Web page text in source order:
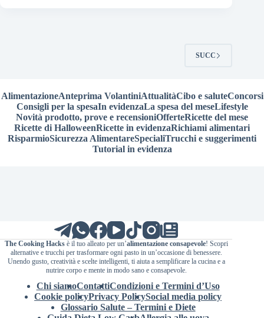
SUCC
AlimentazioneAnteprima VolantiniAttualitàCibo e saluteConcorsi
Consigli per la spesaIn evidenzaLa spesa del meseLifestyle
Novità prodotto, prove e recensioniOfferteRicette del mese
Ricette di HalloweenRicette in evidenzaRichiami alimentari
RisparmioSicurezza AlimentareSpecialiTrucchi e suggerimenti
Tutorial in evidenza
The Cooking Hacksè il tuo alleato per un’alimentazione consapevole! Scopri
alternative e trucchi per trasformare ogni pasto in un’occasione di benessere.
Unendo gusto, creatività e scelte intelligenti, ti aiuta a semplificare la cucina e a
nutrire corpo e mente in modo sano e consapevole.
Chi siamoContattiCondizioni e Termini d’Uso
Cookie policyPrivacy PolicySocial media policy
Glossario Salute – Termini e Diete